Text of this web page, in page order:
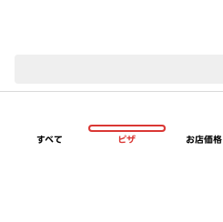
すべて ピザ お店価格